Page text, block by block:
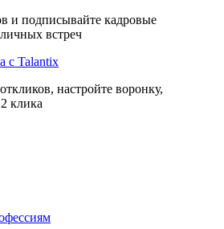
и подписывайте кадровые
встреч
с Talantix
настройте воронку,
клика